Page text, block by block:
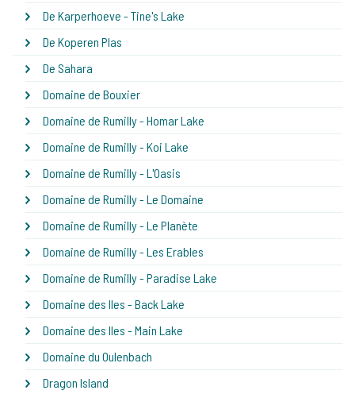
De Karperhoeve - Tine's Lake
De Koperen Plas
De Sahara
Domaine de Bouxier
Domaine de Rumilly - Homar Lake
Domaine de Rumilly - Koi Lake
Domaine de Rumilly - L'Oasis
Domaine de Rumilly - Le Domaine
Domaine de Rumilly - Le Planète
Domaine de Rumilly - Les Erables
Domaine de Rumilly - Paradise Lake
Domaine des Iles - Back Lake
Domaine des Iles - Main Lake
Domaine du Oulenbach
Dragon Island